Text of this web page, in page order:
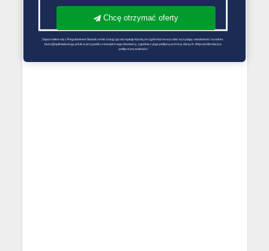
Chcę otrzymać oferty
Zapoznałem się z Regulaminem Świadczenie Usług i go akceptuję Każdą ze zgód można wycofać wysyłając wiadomość na adres
biuro@optimalenergy.pl lub w przypadku zewnętrznego dostawcy, zgodnie z jego polityką ochrony danych. Więcej informacji w
polityce prywatności